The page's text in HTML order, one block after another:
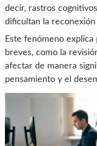
decir, rastros
dificultan la
Este fenómeno
breves, como la
afectar de manera
pensamiento y el